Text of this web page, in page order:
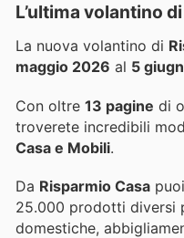
L’ultima volantino
La nuova volantino di
maggio 2026 al 5
Con oltre 13 pagine di
troverete incredibili
Casa e Mobili.
Da Risparmio Casa
25.000 prodotti diversi
domestiche,